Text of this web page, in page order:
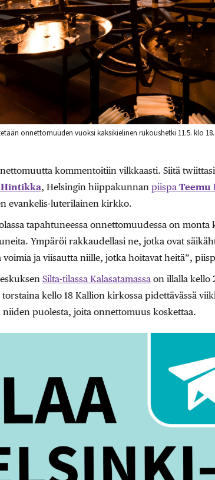
onnettomuuden vuoksi kaksikielinen rukoushetki 11.5. klo
kommentoitiin vilkkaasti. Siitä
Hintikka, Helsingin hiippakunnan piispa Teemu
evankelis-luterilainen kirkko.
tapahtuneessa onnettomuudessa on
Ympäröi rakkaudellasi ne, jotka ovat
ja viisautta niille, jotka hoitavat heitä”,
Silta-tilassa Kalasatamassaon illalla kello
torstaina kello 18 Kallion kirkossa pidettävässä
puolesta, joita onnettomuus koskettaa.